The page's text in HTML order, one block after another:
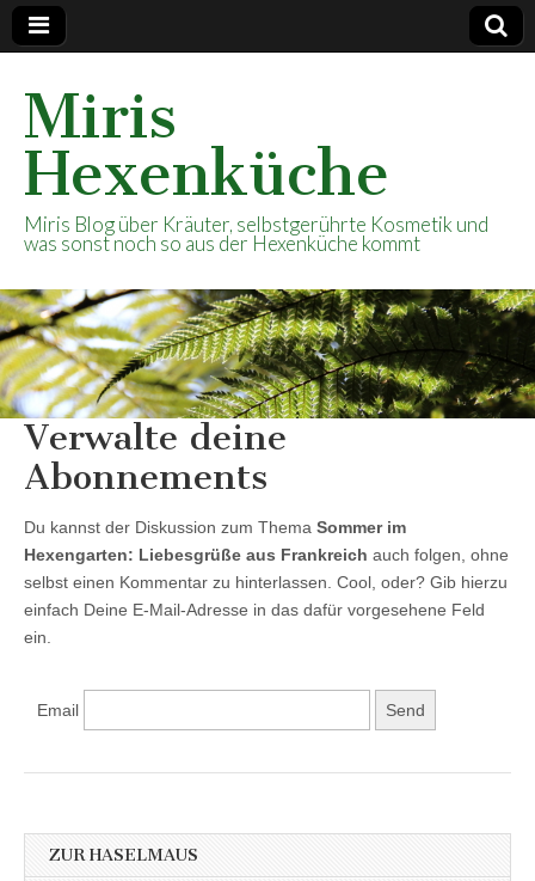
Miris
Hexenküche
Miris Blog über Kräuter, selbstgerührte Kosmetik und
was sonst noch so aus der Hexenküche kommt
Verwalte deine
Abonnements
Du kannst der Diskussion zum Thema Sommer im
Hexengarten: Liebesgrüße aus Frankreich auch folgen, ohne
selbst einen Kommentar zu hinterlassen. Cool, oder? Gib hierzu
einfach Deine E-Mail-Adresse in das dafür vorgesehene Feld
ein.
Email
ZUR HASELMAUS